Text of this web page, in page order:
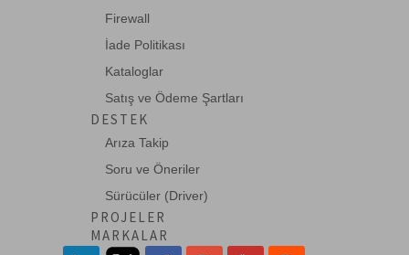
Firewall
İade Politikası
Kataloglar
Satış ve Ödeme Şartları
DESTEK
Arıza Takip
Soru ve Öneriler
Sürücüler (Driver)
PROJELER
MARKALAR